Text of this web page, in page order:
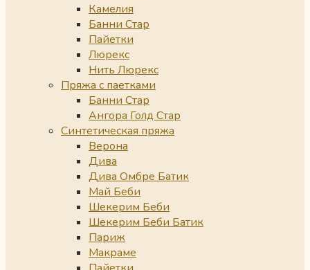
Камелия
Банни Стар
Пайетки
Люрекс
Нить Люрекс
Пряжа с паетками
Банни Стар
Ангора Голд Стар
Синтетическая пряжа
Верона
Дива
Дива Омбре Батик
Май Беби
Шекерим Беби
Шекерим Беби Батик
Париж
Макраме